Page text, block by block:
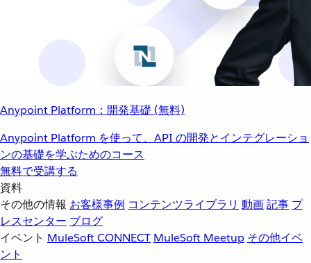
Anypoint Platform：開発基礎 (無料)
Anypoint Platform を使って、API の開発とインテグレーショ
ンの基礎を学ぶためのコース
無料で受講する
資料
その他の情報 お客様事例 コンテンツライブラリ 動画記事 プ
レスセンター ブログ
イベント MuleSoft CONNECT MuleSoft Meetup その他イベ
ント